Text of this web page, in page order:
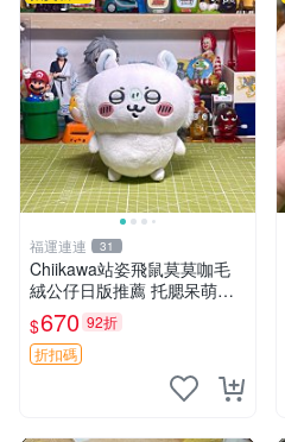
福運連連 31
Chiikawa站姿飛鼠莫莫咖毛
絨公仔日版推薦 托腮呆萌可
愛 15cm豆袋底部 當代嚴選
毛絨玩具 公仔 莫莫卡 像人
$670 92折
折扣碼